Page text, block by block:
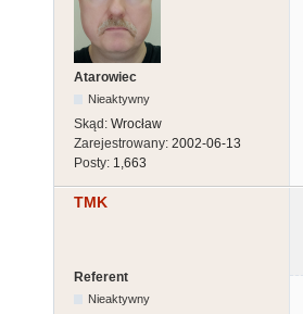
Atarowiec
Nieaktywny
Skąd: Wrocław
Zarejestrowany: 2002-06-13
Posty: 1,663
TMK
Referent
Nieaktywny